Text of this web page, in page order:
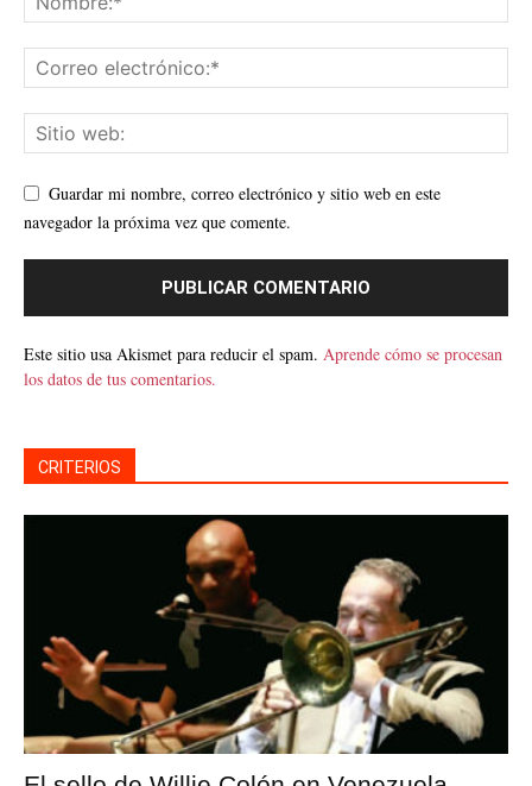
Guardar mi nombre, correo electrónico y sitio web en este
navegador la próxima vez que comente.
Este sitio usa Akismet para reducir el spam. Aprende cómo se procesan
los datos de tus comentarios.
CRITERIOS